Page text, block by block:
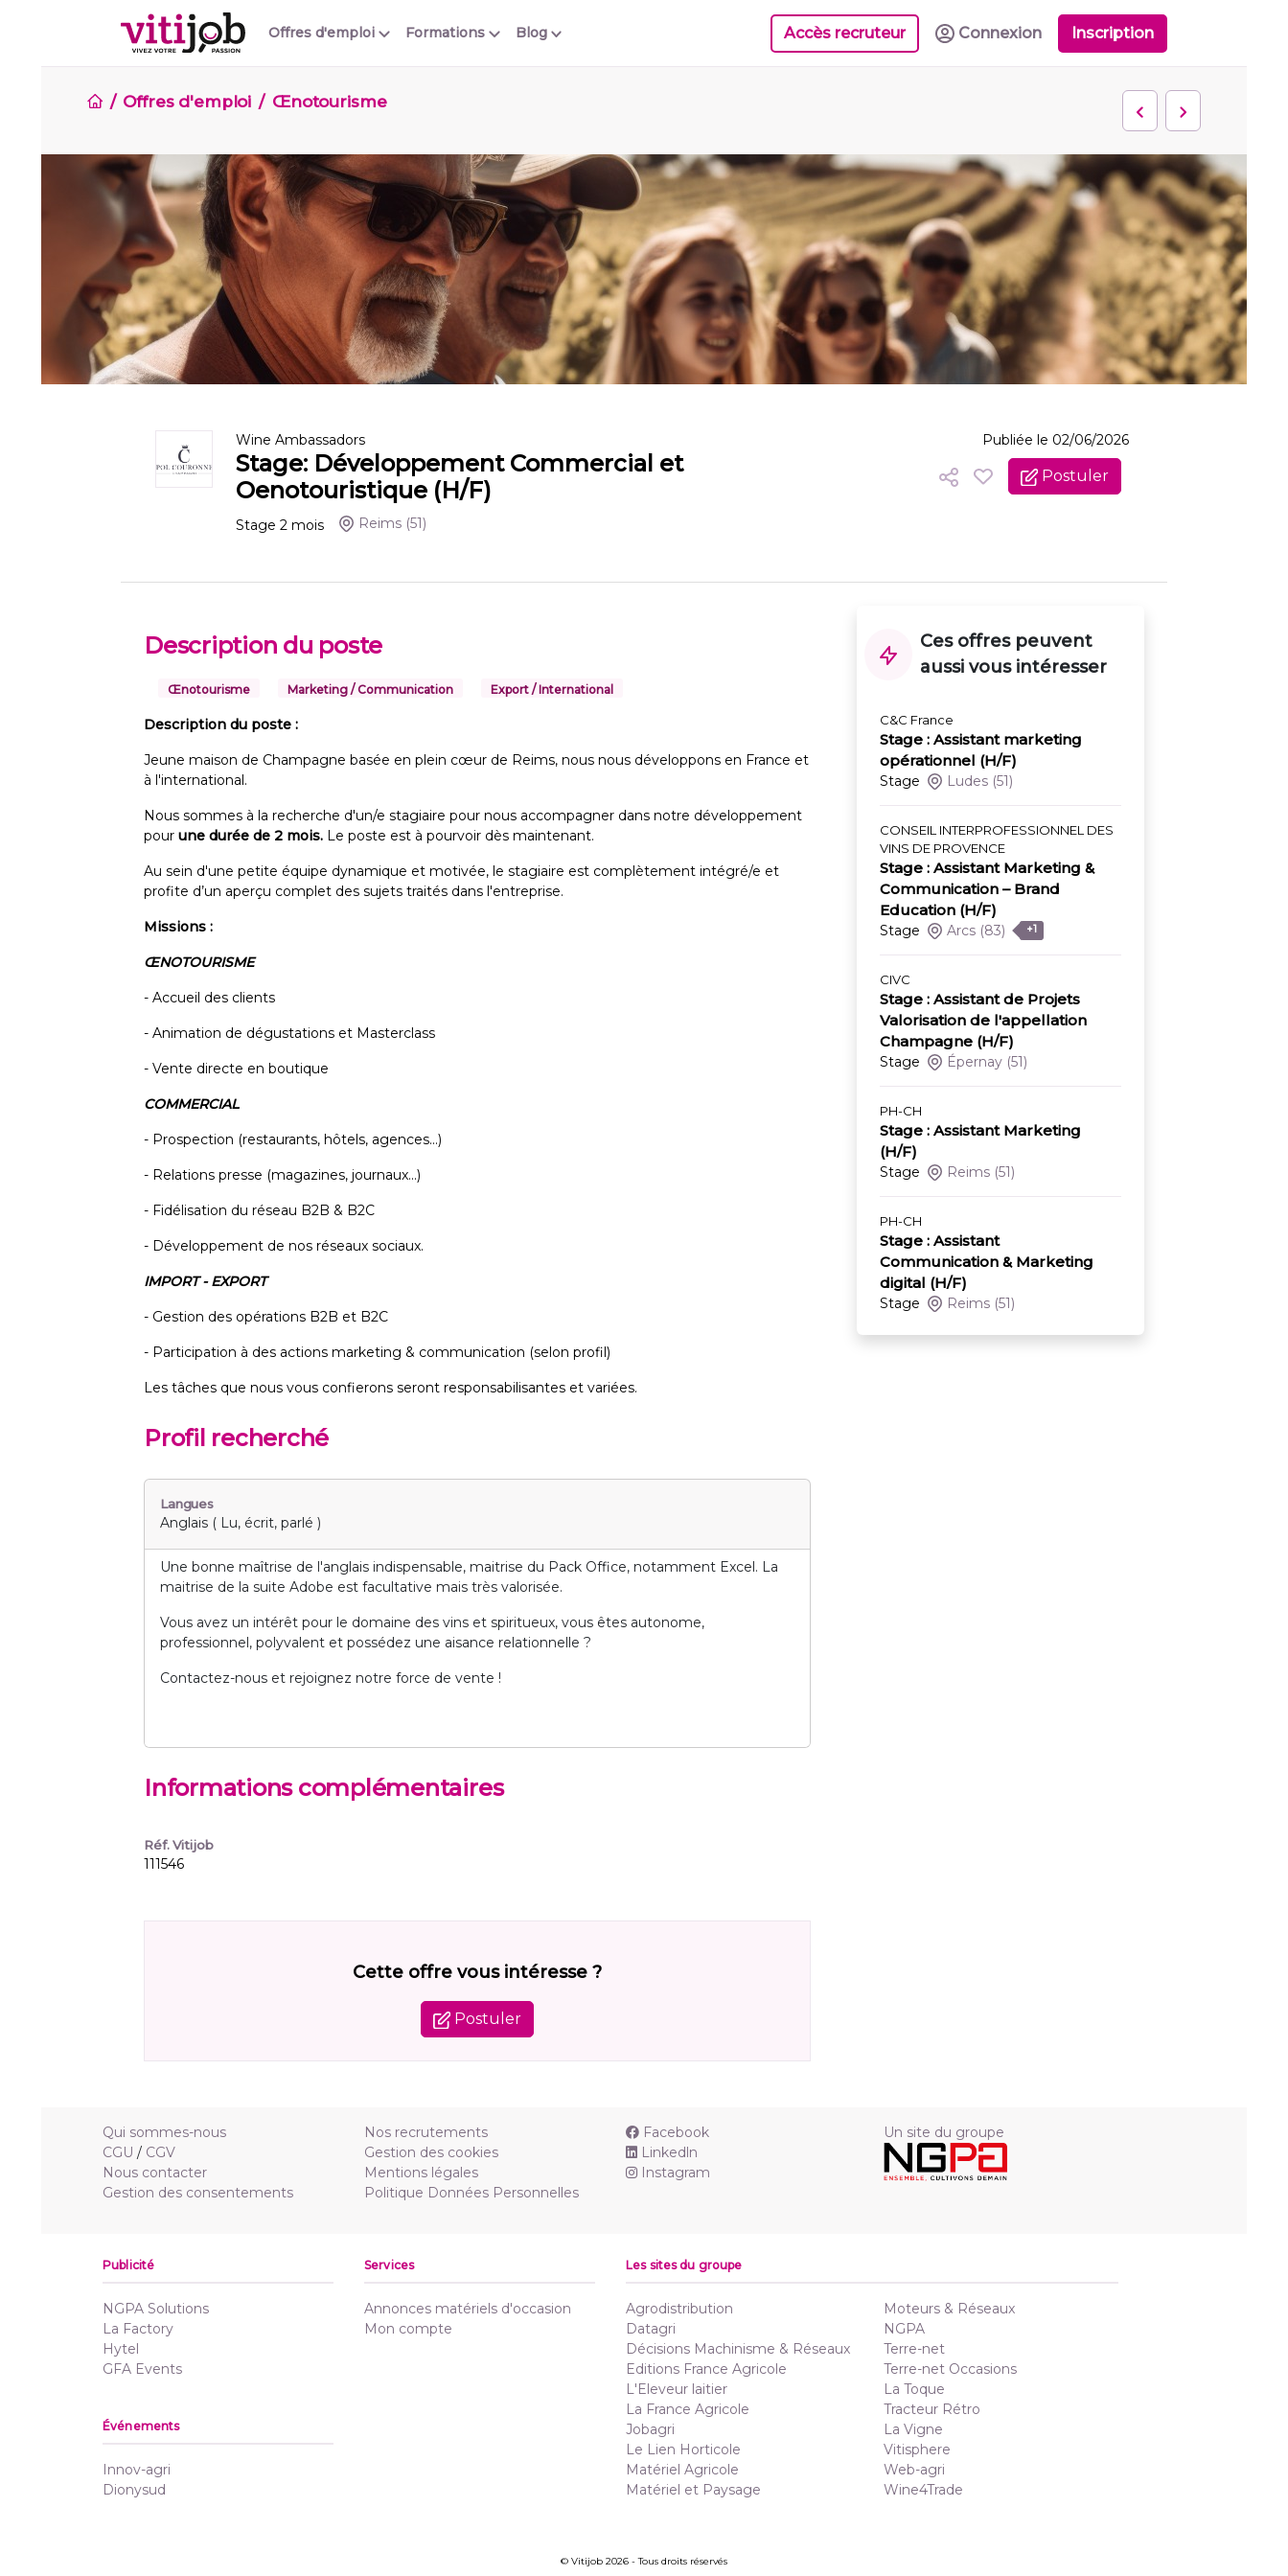
Offres d'emploi Blog
Formations Accès recruteur Connexion Inscription
Offres d'emploi Œnotourisme
Wine Ambassadors
Stage: Développement Commercial et
Oenotouristique (H/F)
Stage 2 mois Reims (51)
Publiée le 02/06/2026
Postuler
Description du poste
Œnotourisme Marketing / Communication Export / International
Description du poste :
Jeune maison de Champagne basée en plein cœur de Reims, nous nous développons en France et
à l'international.
Nous sommes à la recherche d'un/e stagiaire pour nous accompagner dans notre développement
pour une durée de 2 mois. Le poste est à pourvoir dès maintenant.
Au sein d'une petite équipe dynamique et motivée, le stagiaire est complètement intégré/e et
profite d’un aperçu complet des sujets traités dans l'entreprise.
Missions :
ŒNOTOURISME
- Accueil des clients
- Animation de dégustations et Masterclass
- Vente directe en boutique
COMMERCIAL
- Prospection (restaurants, hôtels, agences...)
- Relations presse (magazines, journaux...)
- Fidélisation du réseau B2B & B2C
- Développement de nos réseaux sociaux.
IMPORT - EXPORT
- Gestion des opérations B2B et B2C
- Participation à des actions marketing & communication (selon profil)
Les tâches que nous vous confierons seront responsabilisantes et variées.
Profil recherché
Langues
Anglais ( Lu, écrit, parlé )
Une bonne maîtrise de l'anglais indispensable, maitrise du Pack Office, notamment Excel. La
maitrise de la suite Adobe est facultative mais très valorisée.
Vous avez un intérêt pour le domaine des vins et spiritueux, vous êtes autonome,
professionnel, polyvalent et possédez une aisance relationnelle ?
Contactez-nous et rejoignez notre force de vente !
Informations complémentaires
Réf. Vitijob
111546
Cette offre vous intéresse ?
Postuler
Ces offres peuvent
aussi vous intéresser
C&C France
Stage : Assistant marketing
opérationnel (H/F)
Stage Ludes (51)
CONSEIL INTERPROFESSIONNEL DES
VINS DE PROVENCE
Stage : Assistant Marketing &
Communication – Brand
Education (H/F)
Stage Arcs (83) +1
CIVC
Stage : Assistant de Projets
Valorisation de l'appellation
Champagne (H/F)
Stage Épernay (51)
PH-CH
Stage : Assistant Marketing
(H/F)
Stage Reims (51)
PH-CH
Stage : Assistant
Communication & Marketing
digital (H/F)
Stage Reims (51)
Qui sommes-nous
CGU / CGV
Nous contacter
Gestion des consentements
Nos recrutements
Gestion des cookies
Mentions légales
Politique Données Personnelles
Facebook
Linkedln
Instagram
Un site du groupe
Publicité
NGPA Solutions
La Factory
Hytel
GFA Events
Services
Annonces matériels d'occasion
Mon compte
Événements
Innov-agri
Dionysud
Les sites du groupe
Agrodistribution
Datagri
Décisions Machinisme & Réseaux
Editions France Agricole
L'Eleveur laitier
La France Agricole
Jobagri
Le Lien Horticole
Matériel Agricole
Matériel et Paysage
Moteurs & Réseaux
NGPA
Terre-net
Terre-net Occasions
La Toque
Tracteur Rétro
La Vigne
Vitisphere
Web-agri
Wine4Trade
© Vitijob 2026 - Tous droits réservés